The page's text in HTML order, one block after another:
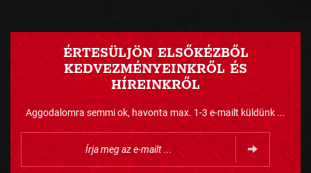
ÉRTESÜLJÖN ELSŐKÉZBŐL
KEDVEZMÉNYEINKRŐL ÉS
HÍREINKRŐL
Aggodalomra semmi ok, havonta max. 1-3 e-mailt küldünk ...